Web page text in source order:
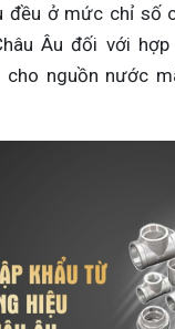
đều ở mức chỉ số
Âu đối với
cho nguồn nước